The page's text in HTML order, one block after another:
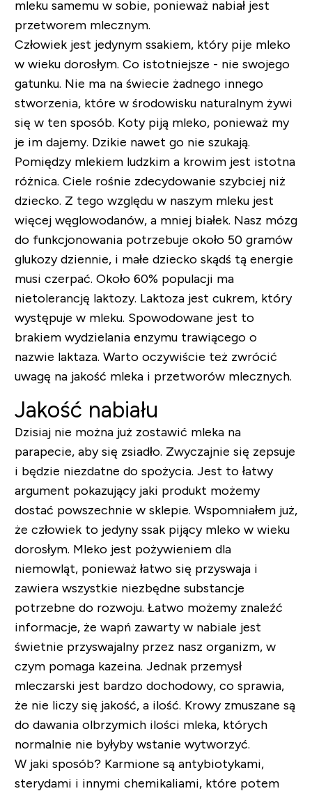
mleku samemu w sobie, ponieważ nabiał jest
przetworem mlecznym.
Człowiek jest jedynym ssakiem, który pije mleko
w wieku dorosłym. Co istotniejsze - nie swojego
gatunku. Nie ma na świecie żadnego innego
stworzenia, które w środowisku naturalnym żywi
się w ten sposób. Koty piją mleko, ponieważ my
je im dajemy. Dzikie nawet go nie szukają.
Pomiędzy mlekiem ludzkim a krowim jest istotna
różnica. Ciele rośnie zdecydowanie szybciej niż
dziecko. Z tego względu w naszym mleku jest
więcej węglowodanów, a mniej białek. Nasz mózg
do funkcjonowania potrzebuje około 50 gramów
glukozy dziennie, i małe dziecko skądś tą energie
musi czerpać. Około 60% populacji ma
nietolerancję laktozy. Laktoza jest cukrem, który
występuje w mleku. Spowodowane jest to
brakiem wydzielania enzymu trawiącego o
nazwie laktaza. Warto oczywiście też zwrócić
uwagę na jakość mleka i przetworów mlecznych.
Jakość nabiału
Dzisiaj nie można już zostawić mleka na
parapecie, aby się zsiadło. Zwyczajnie się zepsuje
i będzie niezdatne do spożycia. Jest to łatwy
argument pokazujący jaki produkt możemy
dostać powszechnie w sklepie. Wspomniałem już,
że człowiek to jedyny ssak pijący mleko w wieku
dorosłym. Mleko jest pożywieniem dla
niemowląt, ponieważ łatwo się przyswaja i
zawiera wszystkie niezbędne substancje
potrzebne do rozwoju. Łatwo możemy znaleźć
informacje, że wapń zawarty w nabiale jest
świetnie przyswajalny przez nasz organizm, w
czym pomaga kazeina. Jednak przemysł
mleczarski jest bardzo dochodowy, co sprawia,
że nie liczy się jakość, a ilość. Krowy zmuszane są
do dawania olbrzymich ilości mleka, których
normalnie nie byłyby wstanie wytworzyć.
W jaki sposób? Karmione są antybiotykami,
sterydami i innymi chemikaliami, które potem